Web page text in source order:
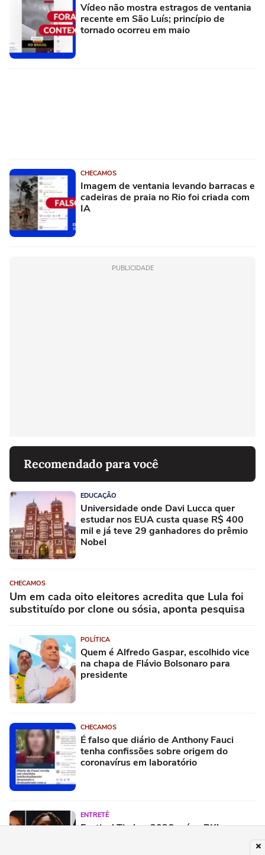
Vídeo não mostra estragos de ventania
recente em São Luís; princípio de
tornado ocorreu em maio
CHECAMOS
Imagem de ventania levando barracas e
cadeiras de praia no Rio foi criada com
IA
PUBLICIDADE
Recomendado para você
EDUCAÇÃO
Universidade onde Davi Lucca quer
estudar nos EUA custa quase R$ 400
mil e já teve 29 ganhadores do prêmio
Nobel
CHECAMOS
Um em cada oito eleitores acredita que Lula foi
substituído por clone ou sósia, aponta pesquisa
POLÍTICA
Quem é Alfredo Gaspar, escolhido vice
na chapa de Flávio Bolsonaro para
presidente
CHECAMOS
É falso que diário de Anthony Fauci
tenha confissões sobre origem do
coronavírus em laboratório
ENTRETÊ
Festival Timbre 2026 reúne BK’,